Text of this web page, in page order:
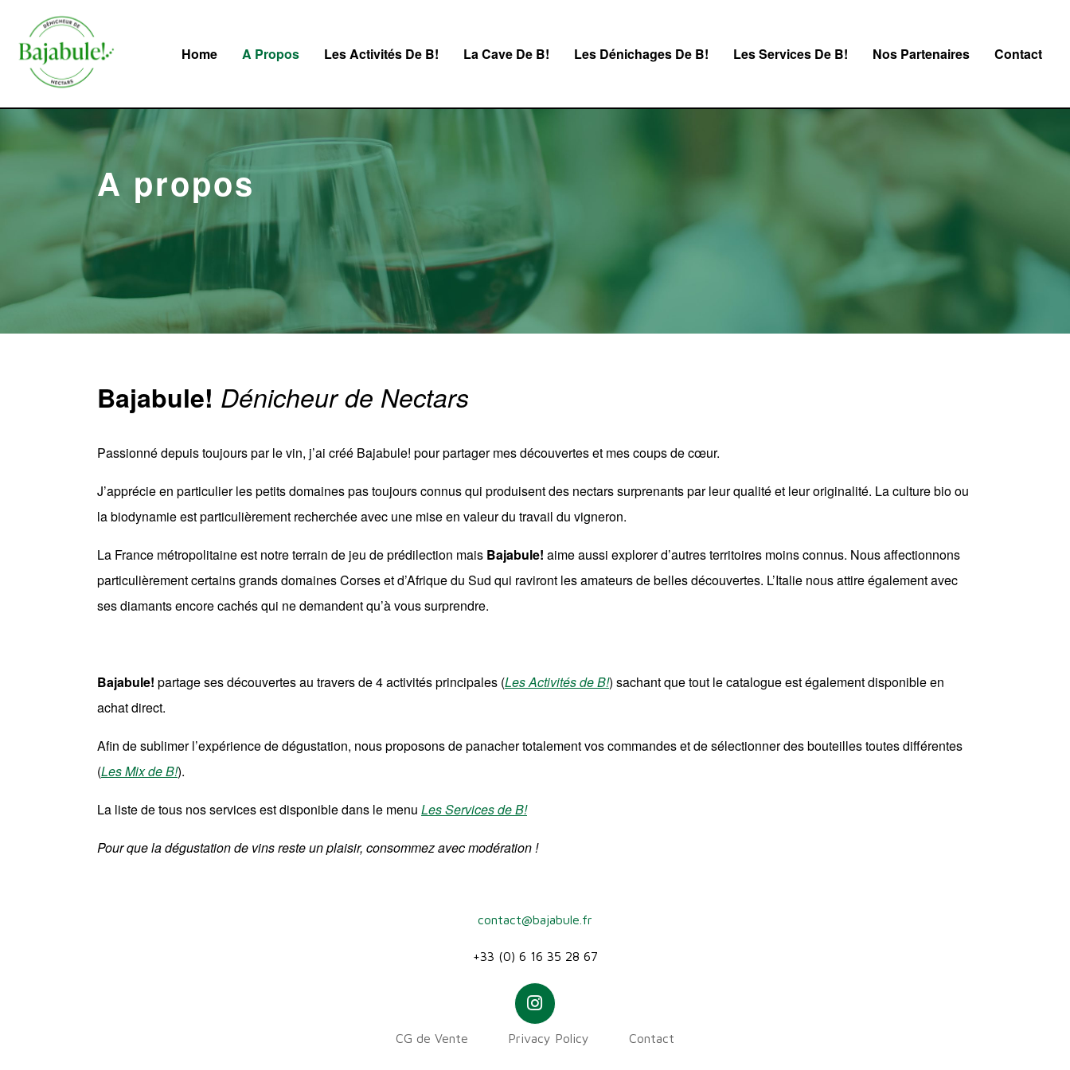
Home A Propos Les Activités De B! La Cave De B! Les Dénichages De B! Les Services De B! Nos Partenaires Contact
A propos
Bajabule! Dénicheur de Nectars
Passionné depuis toujours par le vin, j’ai créé Bajabule! pour partager mes découvertes et mes coups de cœur.
J’apprécie en particulier les petits domaines pas toujours connus qui produisent des nectars surprenants par leur qualité et leur originalité. La culture bio ou
la biodynamie est particulièrement recherchée avec une mise en valeur du travail du vigneron.
La France métropolitaine est notre terrain de jeu de prédilection mais Bajabule! aime aussi explorer d’autres territoires moins connus. Nous affectionnons
particulièrement certains grands domaines Corses et d’Afrique du Sud qui raviront les amateurs de belles découvertes. L’Italie nous attire également avec
ses diamants encore cachés qui ne demandent qu’à vous surprendre.
Bajabule! partage ses découvertes au travers de 4 activités principales (Les Activités de B!) sachant que tout le catalogue est également disponible en
achat direct.
Afin de sublimer l’expérience de dégustation, nous proposons de panacher totalement vos commandes et de sélectionner des bouteilles toutes différentes
(Les Mix de B!).
La liste de tous nos services est disponible dans le menu Les Services de B!
Pour que la dégustation de vins reste un plaisir, consommez avec modération !
contact@bajabule.fr
+33 (0) 6 16 35 28 67
CG de Vente Privacy Policy Contact